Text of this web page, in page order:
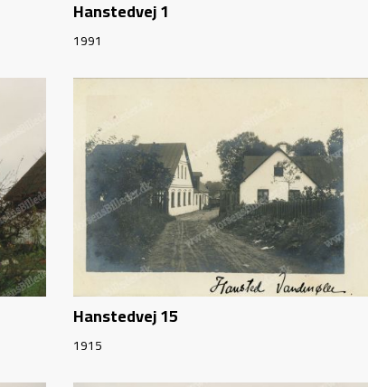
Hanstedvej 1
1991
Hanstedvej 15
1915